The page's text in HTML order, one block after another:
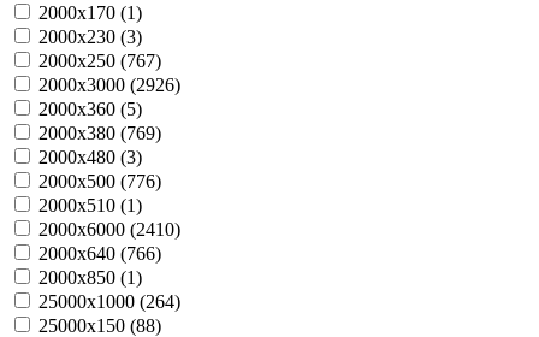
2000х170 (1)
2000х230 (3)
2000х250 (767)
2000х3000 (2926)
2000х360 (5)
2000х380 (769)
2000х480 (3)
2000х500 (776)
2000х510 (1)
2000х6000 (2410)
2000х640 (766)
2000х850 (1)
25000х1000 (264)
25000х150 (88)